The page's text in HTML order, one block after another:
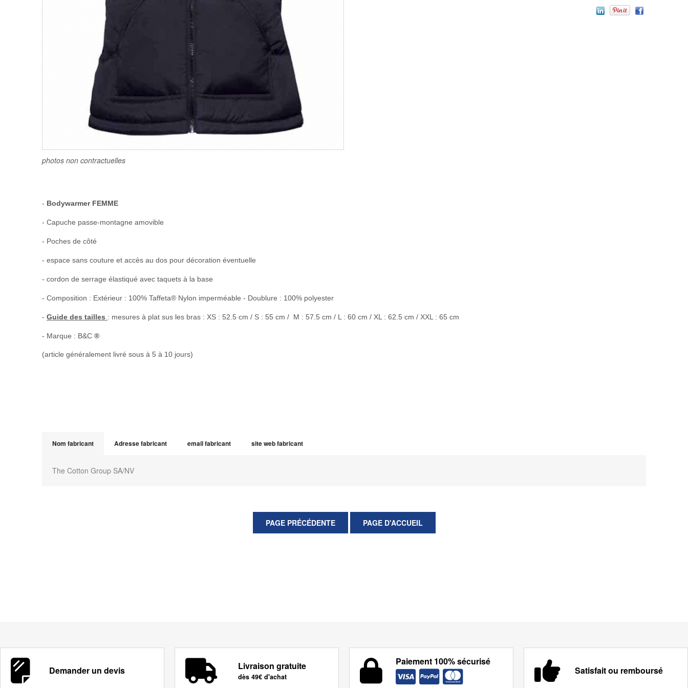
photos non contractuelles
- Bodywarmer FEMME
- Capuche passe-montagne amovible
- Poches de côté
- espace sans couture et accès au dos pour décoration éventuelle
- cordon de serrage élastiqué avec taquets à la base
- Composition : Extérieur : 100% Taffeta® Nylon imperméable - Doublure : 100% polyester
- Guide des tailles : mesures à plat sus les bras : XS : 52.5 cm / S : 55 cm / M : 57.5 cm / L : 60 cm / XL : 62.5 cm / XXL : 65 cm
- Marque : B&C ®
(article généralement livré sous à 5 à 10 jours)
Nom fabricant Adresse fabricant email fabricant site web fabricant
The Cotton Group SA/NV
Demander un devis Livraison gratuite
dès 49€ d'achat
Paiement 100% sécurisé
Satisfait ou remboursé